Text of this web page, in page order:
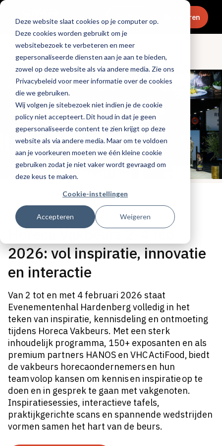
Deze website slaat cookies op je computer op.
Deze cookies worden gebruikt om je
websitebezoek te verbeteren en meer
gepersonaliseerde diensten aan je aan te bieden,
zowel op deze website als via andere media. Zie ons
Privacybeleid voor meer informatie over de cookies
die we gebruiken.
Wij volgen je sitebezoek niet indien je de cookie
policy niet accepteert. Dit houd in dat je geen
gepersonaliseerde content te zien krijgt op deze
website als via andere media. Maar om te voldoen
aan je voorkeuren moeten we één kleine cookie
gebruiken zodat je niet vaker wordt gevraagd om
deze keus te maken.
Cookie-instellingen
Accepteren Weigeren
Menu Abonneren
Ondernemen
promotioneel,evenementen
Gepubliceerd op: 29 januari 2026
Horeca Vakbeurs 2-4 feb
2026: vol inspiratie, innovatie
en interactie
Van 2 tot en met 4 februari 2026 staat
Evenementenhal Hardenberg volledig in het
teken van inspiratie, kennisdeling en ontmoeting
tijdens Horeca Vakbeurs. Met een sterk
inhoudelijk programma, 150+ exposanten en als
premium partners HANOS en VHC ActiFood, biedt
de vakbeurs horecaondernemers en hun
team volop kansen om kennis en inspiratie op te
doen en in gesprek te gaan met vakgenoten.
Inspiratiesessies, interactieve tafels,
praktijkgerichte scans en spannende wedstrijden
vormen samen het hart van de beurs.